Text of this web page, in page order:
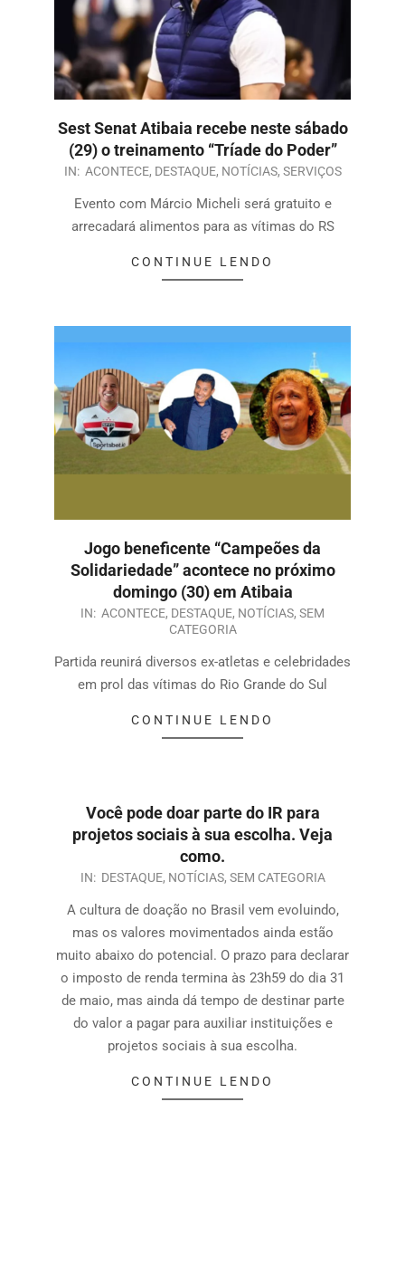
Sest Senat Atibaia recebe neste sábado
(29) o treinamento “Tríade do Poder”
IN: ACONTECE, DESTAQUE, NOTÍCIAS, SERVIÇOS
Evento com Márcio Micheli será gratuito e
arrecadará alimentos para as vítimas do RS
CONTINUE LENDO
Jogo beneficente “Campeões da
Solidariedade” acontece no próximo
domingo (30) em Atibaia
IN: ACONTECE, DESTAQUE, NOTÍCIAS, SEM
CATEGORIA
Partida reunirá diversos ex-atletas e celebridades
em prol das vítimas do Rio Grande do Sul
CONTINUE LENDO
Você pode doar parte do IR para
projetos sociais à sua escolha. Veja
como.
IN: DESTAQUE, NOTÍCIAS, SEM CATEGORIA
A cultura de doação no Brasil vem evoluindo,
mas os valores movimentados ainda estão
muito abaixo do potencial. O prazo para declarar
o imposto de renda termina às 23h59 do dia 31
de maio, mas ainda dá tempo de destinar parte
do valor a pagar para auxiliar instituições e
projetos sociais à sua escolha.
CONTINUE LENDO